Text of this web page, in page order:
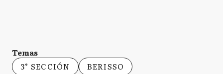
Temas
3° SECCIÓN
BERISSO